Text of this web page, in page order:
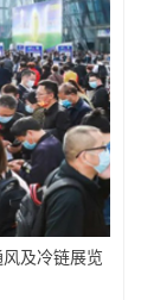
及冷链展览